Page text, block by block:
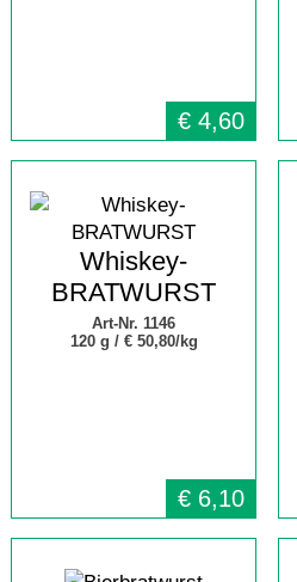
€ 4,60
Whiskey-
BRATWURST
Art-Nr. 1146
120 g / € 50,80/kg
€ 6,10